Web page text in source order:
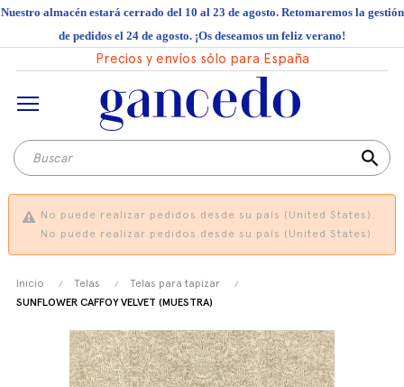
Nuestro almacén estará cerrado del 10 al 23 de agosto. Retomaremos la gestión
de pedidos el 24 de agosto. ¡Os deseamos un feliz verano!
Precios y envíos sólo para España
search
No puede realizar pedidos desde su país (United States).
No puede realizar pedidos desde su país (United States).
Inicio Telas
Telas para tapizar
SUNFLOWER CAFFOY VELVET (MUESTRA)